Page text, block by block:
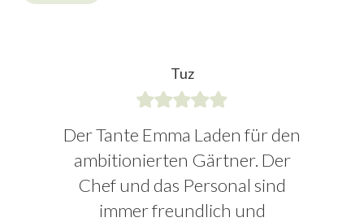
Tuz
Der Tante Emma Laden für den
ambitionierten Gärtner. Der
Chef und das Personal sind
immer freundlich und